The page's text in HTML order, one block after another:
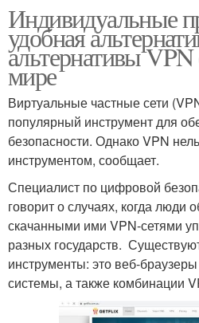
Индивидуальные
удобная
альтернативы
мире
Виртуальные частные сети
популярный инструмент для
безопасности. Однако VPN
инструментом, сообщает.
Специалист по цифровой
говорит о случаях, когда люди
скачанными ими VPN-сетями
разных государств.
инструменты: это веб-
системы, а также комбинации